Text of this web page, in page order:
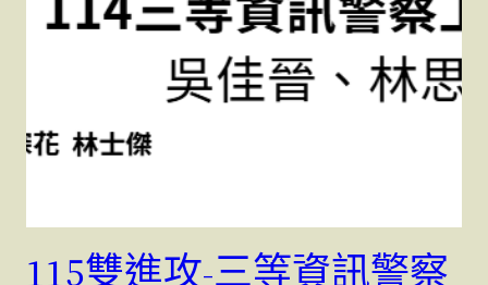
115雙進攻-三等資訊警察